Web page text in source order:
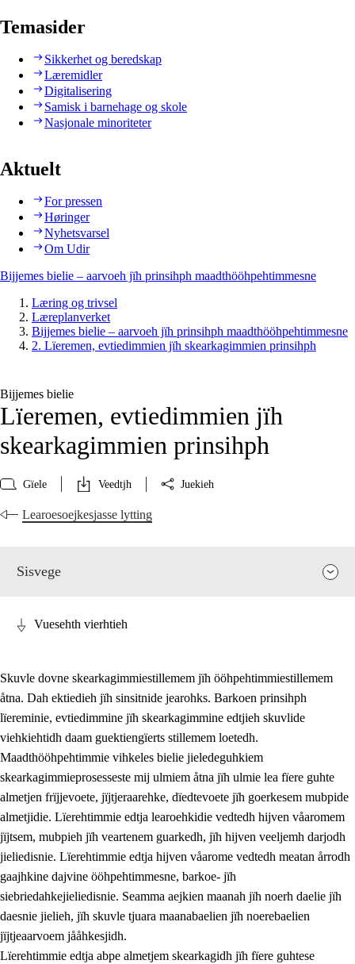
Temasider
Sikkerhet og beredskap
Læremidler
Digitalisering
Samisk i barnehage og skole
Nasjonale minoriteter
Aktuelt
For pressen
Høringer
Nyhetsvarsel
Om Udir
Bijjemes bielie – aarvoeh jïh prinsihph maadthööhpehtimmesne
Læring og trivsel
Læreplanverket
Bijjemes bielie – aarvoeh jïh prinsihph maadthööhpehtimmesne
2. Lïeremen, evtiedimmien jïh skearkagimmien prinsihph
Bijjemes bielie
Lïeremen, evtiedimmien jïh
skearkagimmien prinsihph
Gïele Veedtjh Juekieh
Learoesoejkesjasse lytting
Sisvege
2. Lïeremen, evtiedimmien jïh skearkagimmien prinsihph
2.1 Sosijaale lïereme jïh evtiedimmie
2.2 Maahtoe faagine
2.3 Vihkeles tjiehpiesvoeth
2.4 Lïeredh lïeredh
Vuesehth vierhtieh
Skuvle dovne skearkagimmiestillemem jïh ööhpehtimmiestillemem
åtna. Dah ektiedieh jïh sinsitnide jearohks. Barkoen prinsihph
lïereminie, evtiedimmine jïh skearkagimmine edtjieh skuvlide
viehkiehtidh daam guektiengïerts stillemem loetedh.
Maadthööhpehtimmie vihkeles bielie jieledeguhkiem
skearkagimmieprosesseste mij ulmiem åtna jïh ulmie lea fïere guhte
almetjen frïjjevoete, jïjtjeraarehke, dïedtevoete jïh goerkesem mubpide
almetjidie. Lïerehtimmie edtja learoehkidie vedtedh hijven våaromem
jïjtsem, mubpieh jïh veartenem guarkedh, jïh hijven veeljemh darjodh
jieliedisnie. Lïerehtimmie edtja hijven våarome vedtedh meatan årrodh
gaajhkine dajvine ööhpehtimmesne, barkoe- jïh
siebriedahkejieliedisnie. Seamma aejkien maanah jïh noerh daelie jïh
daesnie jielieh, jïh skuvle tjuara maanabaelien jïh noerebaelien
jïjtjeaarvoem jååhkesjidh.
Lïerehtimmie edtja abpe almetjem skearkagidh jïh fïere guhtese